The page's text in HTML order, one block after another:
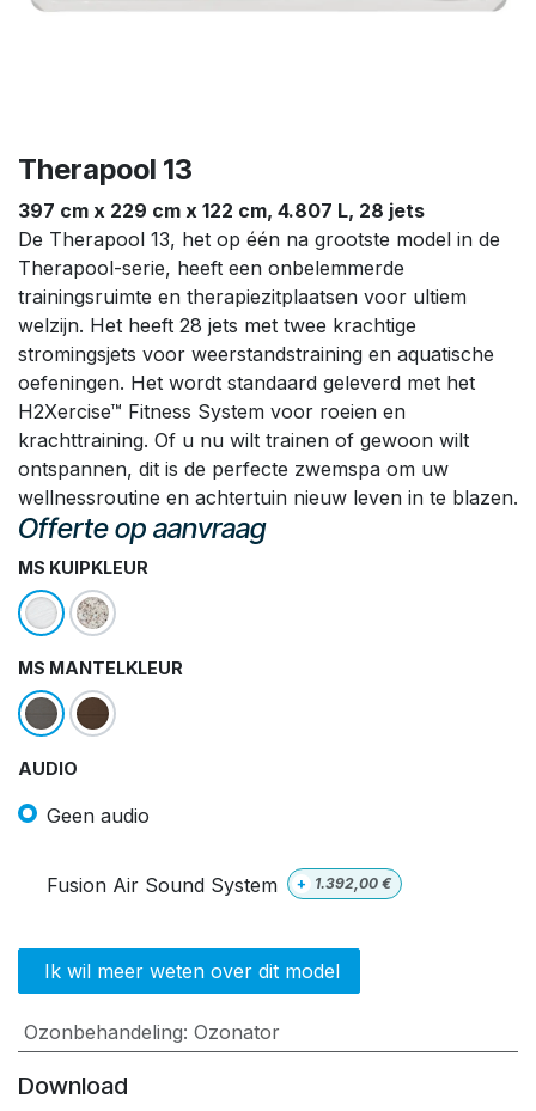
Therapool 13
397 cm x 229 cm x 122 cm, 4.807 L, 28 jets
De Therapool 13, het op één na grootste model in de
Therapool-serie, heeft een onbelemmerde
trainingsruimte en therapiezitplaatsen voor ultiem
welzijn. Het heeft 28 jets met twee krachtige
stromingsjets voor weerstandstraining en aquatische
oefeningen. Het wordt standaard geleverd met het
H2Xercise™ Fitness System voor roeien en
krachttraining. Of u nu wilt trainen of gewoon wilt
ontspannen, dit is de perfecte zwemspa om uw
wellnessroutine en achtertuin nieuw leven in te blazen.
Offerte op aanvraag
MS KUIPKLEUR
MS MANTELKLEUR
AUDIO
Geen audio
Fusion Air Sound System + 1.392,00 €
Ik wil meer weten over dit model
Ozonbehandeling: Ozonator
Download